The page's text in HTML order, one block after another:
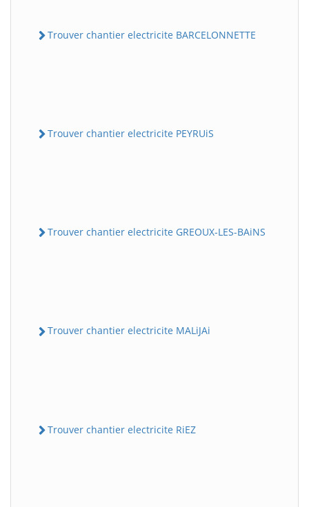
Trouver chantier electricite BARCELONNETTE
Trouver chantier electricite PEYRUiS
Trouver chantier electricite GREOUX-LES-BAiNS
Trouver chantier electricite MALiJAi
Trouver chantier electricite RiEZ